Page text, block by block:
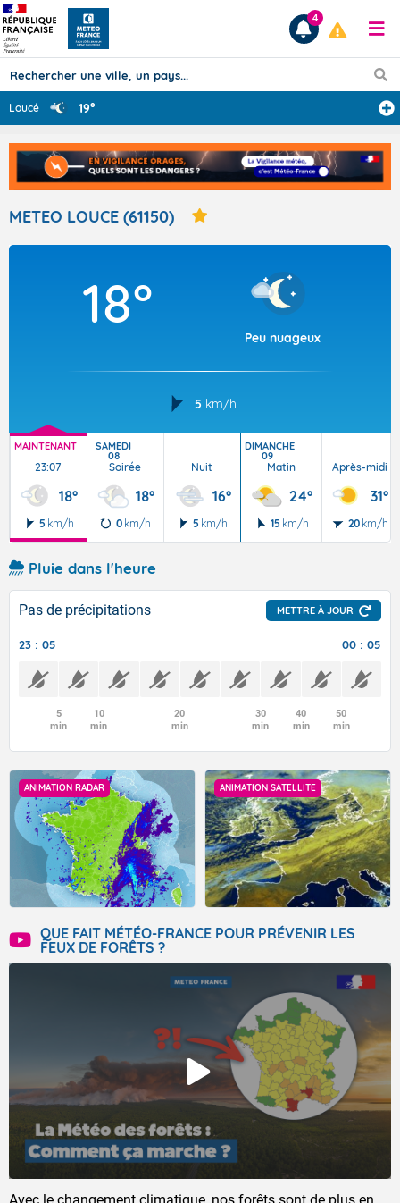
Prévisions
TOUS LES RÉSULTATS
Articles
4
Loucé 19°
METEO LOUCE (61150)
18°
Peu nuageux
5 km/h
MAINTENANT
23:07
18°
5 km/h
SAMEDI
08
Soirée
18°
0 km/h
Nuit
16°
5 km/h
DIMANCHE
09
Matin
24°
15 km/h
Après-midi
31°
20 km/h
Pluie dans l'heure
Pas de précipitations METTRE À JOUR
23 : 05 00 : 05
5
min
10
min
20
min
30
min
40
min
50
min
ANIMATION RADAR ANIMATION SATELLITE
QUE FAIT MÉTÉO-FRANCE POUR PRÉVENIR LES
FEUX DE FORÊTS ?